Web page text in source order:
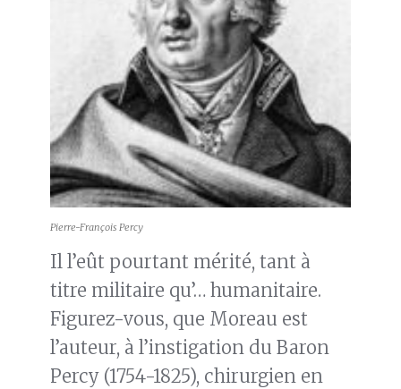
Pierre-François Percy
Il l’eût pourtant mérité, tant à
titre militaire qu’… humanitaire.
Figurez-vous, que Moreau est
l’auteur, à l’instigation du Baron
Percy (1754-1825), chirurgien en